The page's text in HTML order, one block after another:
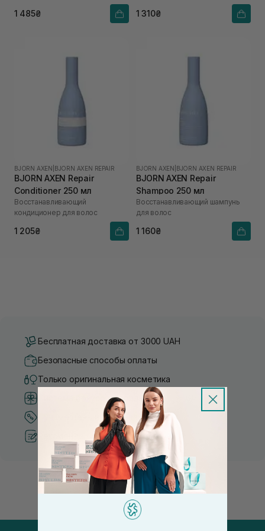
1 485₴ 1 310₴
BJORN AXEN BJORN AXEN REPAIR
BJORN AXEN Repair
Conditioner 250 мл
Восстанавливающий
кондиционер для волос
1 205₴
BJORN AXEN BJORN AXEN REPAIR
BJORN AXEN Repair
Shampoo 250 мл
Восстанавливающий шампунь
для волос
1 160₴
Бесплатная доставка от 3000 UAH
Безопасные способы оплаты
Только оригинальная косметика
Система бонусов и лояльности
Лучшие цены и топ товары
Рекомендации от косметологов